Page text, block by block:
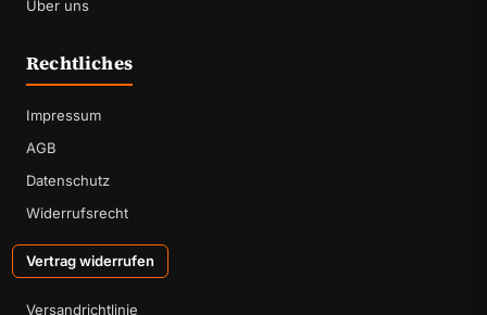
Über uns
Rechtliches
Impressum
AGB
Datenschutz
Widerrufsrecht
Vertrag widerrufen
Versandrichtlinie